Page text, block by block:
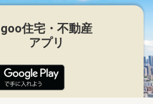
goo住宅・不動産
アプリ